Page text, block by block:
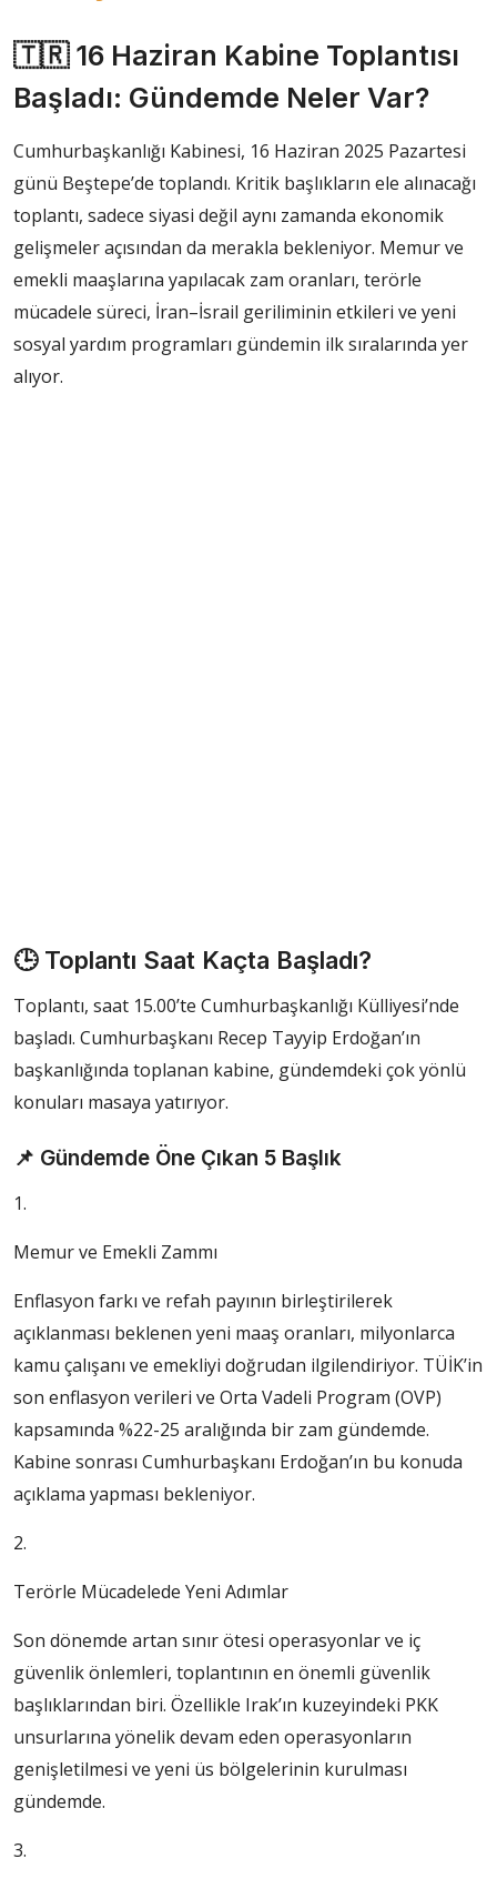
🇹🇷 16 Haziran Kabine Toplantısı
Başladı: Gündemde Neler Var?
Cumhurbaşkanlığı Kabinesi, 16 Haziran 2025 Pazartesi
günü Beştepe’de toplandı. Kritik başlıkların ele alınacağı
toplantı, sadece siyasi değil aynı zamanda ekonomik
gelişmeler açısından da merakla bekleniyor. Memur ve
emekli maaşlarına yapılacak zam oranları, terörle
mücadele süreci, İran–İsrail geriliminin etkileri ve yeni
sosyal yardım programları gündemin ilk sıralarında yer
alıyor.
🕒 Toplantı Saat Kaçta Başladı?
Toplantı, saat 15.00’te Cumhurbaşkanlığı Külliyesi’nde
başladı. Cumhurbaşkanı Recep Tayyip Erdoğan’ın
başkanlığında toplanan kabine, gündemdeki çok yönlü
konuları masaya yatırıyor.
📌 Gündemde Öne Çıkan 5 Başlık
1.
Memur ve Emekli Zammı
Enflasyon farkı ve refah payının birleştirilerek
açıklanması beklenen yeni maaş oranları, milyonlarca
kamu çalışanı ve emekliyi doğrudan ilgilendiriyor. TÜİK’in
son enflasyon verileri ve Orta Vadeli Program (OVP)
kapsamında %22-25 aralığında bir zam gündemde.
Kabine sonrası Cumhurbaşkanı Erdoğan’ın bu konuda
açıklama yapması bekleniyor.
2.
Terörle Mücadelede Yeni Adımlar
Son dönemde artan sınır ötesi operasyonlar ve iç
güvenlik önlemleri, toplantının en önemli güvenlik
başlıklarından biri. Özellikle Irak’ın kuzeyindeki PKK
unsurlarına yönelik devam eden operasyonların
genişletilmesi ve yeni üs bölgelerinin kurulması
gündemde.
3.